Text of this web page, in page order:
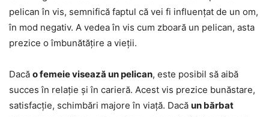
pelican în vis, semnifică faptul că vei fi influențat de un om,
în mod negativ. A vedea în vis cum zboară un pelican, asta
prezice o îmbunătățire a vieții.
Dacă o femeie visează un pelican, este posibil să aibă
succes în relație și în carieră. Acest vis prezice bunăstare,
satisfacție, schimbări majore în viață. Dacă un bărbat